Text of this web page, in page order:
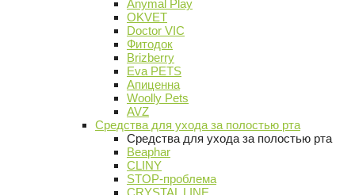
Anymal Play
OKVET
Doctor VIC
Фитодок
Brizberry
Eva PETS
Апиценна
Woolly Pets
AVZ
Средства для ухода за полостью рта
Средства для ухода за полостью рта
Beaphar
CLINY
STOP-проблема
CRYSTAL LINE